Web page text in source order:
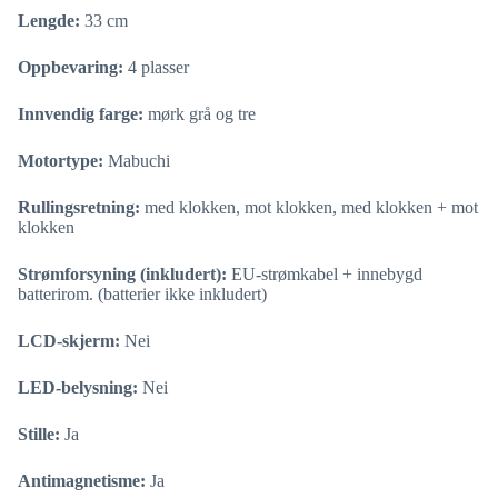
Lengde: 33 cm
Oppbevaring: 4 plasser
Innvendig farge: mørk grå og tre
Motortype: Mabuchi
Rullingsretning: med klokken, mot klokken, med klokken + mot
klokken
Strømforsyning (inkludert): EU-strømkabel + innebygd
batterirom. (batterier ikke inkludert)
LCD-skjerm: Nei
LED-belysning: Nei
Stille: Ja
Antimagnetisme: Ja